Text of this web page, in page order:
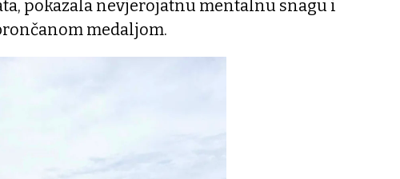
pokazala nevjerojatnu mentalnu snagu i
medaljom.